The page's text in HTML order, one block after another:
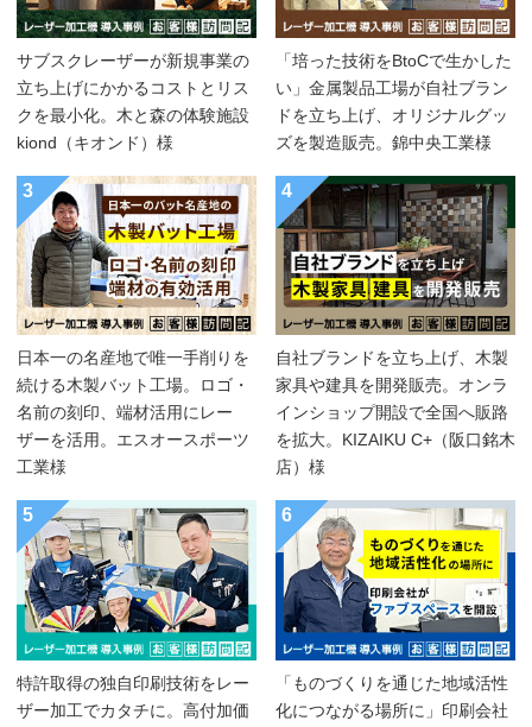
サブスクレーザーが新規事業の
立ち上げにかかるコストとリス
クを最小化。木と森の体験施設
kiond（キオンド）様
「培った技術をBtoCで生かした
い」金属製品工場が自社ブラン
ドを立ち上げ、オリジナルグッ
ズを製造販売。錦中央工業様
3
日本一の名産地で唯一手削りを
続ける木製バット工場。ロゴ・
名前の刻印、端材活用にレー
ザーを活用。エスオースポーツ
工業様
4
自社ブランドを立ち上げ、木製
家具や建具を開発販売。オンラ
インショップ開設で全国へ販路
を拡大。KIZAIKU C+（阪口銘木
店）様
5
特許取得の独自印刷技術をレー
ザー加工でカタチに。高付加価
6
「ものづくりを通じた地域活性
化につながる場所に」印刷会社